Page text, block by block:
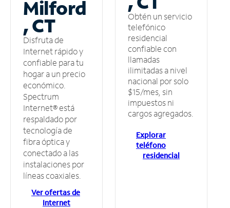
Milford
, CT
Disfruta de
Internet rápido y
confiable para tu
hogar a un precio
económico.
Spectrum
Internet® está
respaldado por
tecnología de
fibra óptica y
conectado a las
instalaciones por
líneas coaxiales.
Ver ofertas de
Internet
Obtén un servicio
telefónico
residencial
confiable con
llamadas
ilimitadas a nivel
nacional por solo
$15/mes, sin
impuestos ni
cargos agregados.
Explorar
teléfono
residencial